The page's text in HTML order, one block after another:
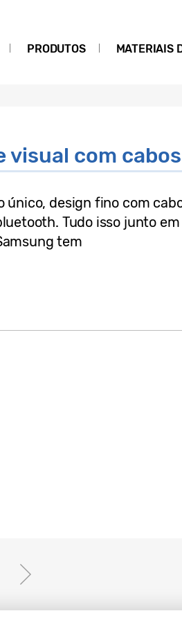
PRODUTOS MATERIAIS
visual com
único, design fino com
Tudo isso junto em
tem